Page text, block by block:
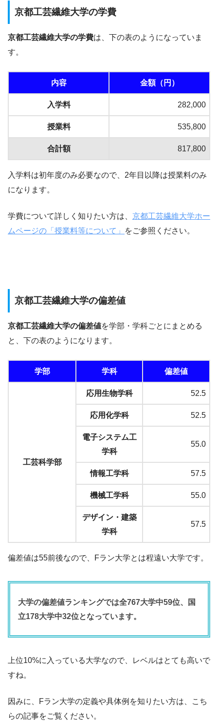
京都工芸繊維大学の学費
京都工芸繊維大学の学費は、下の表のようになっていま
す。
内容 金額（円）
入学料 282,000
授業料 535,800
合計額 817,800
入学料は初年度のみ必要なので、2年目以降は授業料のみ
になります。
学費について詳しく知りたい方は、 京都工芸繊維大学ホー
ムページの「授業料等について」
をご参照ください。
京都工芸繊維大学の偏差値
京都工芸繊維大学の偏差値を学部・学科ごとにまとめる
と、下の表のようになります。
学部 学科 偏差値
工芸科学部
応用生物学科 52.5
応用化学科 52.5
電子システム工
学科
55.0
情報工学科 57.5
機械工学科 55.0
デザイン・建築
学科
57.5
偏差値は55前後なので、Fラン大学とは程遠い大学です。
大学の偏差値ランキングでは全767大学中59位、国
立178大学中32位となっています。
上位10%に入っている大学なので、レベルはとても高いで
すね。
因みに、Fラン大学の定義や具体例を知りたい方は、こち
らの記事をご覧ください。